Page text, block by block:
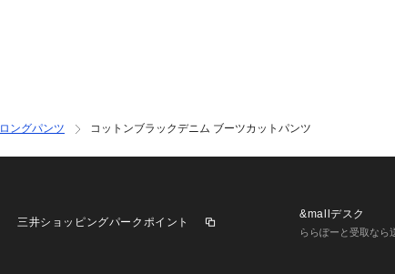
ロングパンツ コットンブラックデニム ブーツカットパンツ
三井ショッピングパークポイント
&mallデスク
ららぽーと受取なら